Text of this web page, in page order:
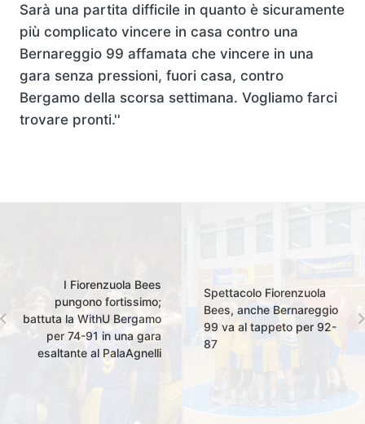
Sarà una partita difficile in quanto è sicuramente
più complicato vincere in casa contro una
Bernareggio 99 affamata che vincere in una
gara senza pressioni, fuori casa, contro
Bergamo della scorsa settimana. Vogliamo farci
trovare pronti.''
I Fiorenzuola Bees
pungono fortissimo;
battuta la WithU Bergamo
per 74-91 in una gara
esaltante al PalaAgnelli
Spettacolo Fiorenzuola
Bees, anche Bernareggio
99 va al tappeto per 92-
87